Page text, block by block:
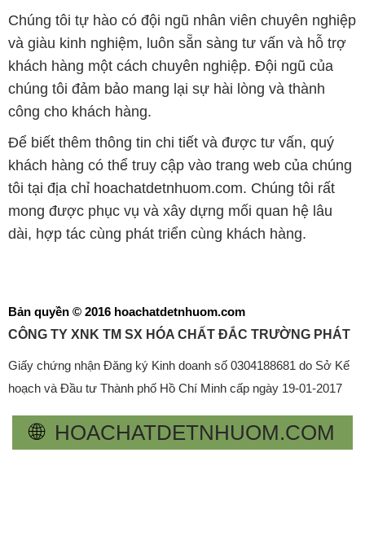
Chúng tôi tự hào có đội ngũ nhân viên chuyên nghiệp
và giàu kinh nghiệm, luôn sẵn sàng tư vấn và hỗ trợ
khách hàng một cách chuyên nghiệp. Đội ngũ của
chúng tôi đảm bảo mang lại sự hài lòng và thành
công cho khách hàng.
Để biết thêm thông tin chi tiết và được tư vấn, quý
khách hàng có thể truy cập vào trang web của chúng
tôi tại địa chỉ hoachatdetnhuom.com. Chúng tôi rất
mong được phục vụ và xây dựng mối quan hệ lâu
dài, hợp tác cùng phát triển cùng khách hàng.
Bản quyền © 2016 hoachatdetnhuom.com
CÔNG TY XNK TM SX HÓA CHẤT ĐẮC TRƯỜNG PHÁT
Giấy chứng nhận Đăng ký Kinh doanh số 0304188681 do Sở Kế
hoạch và Đầu tư Thành phố Hồ Chí Minh cấp ngày 19-01-2017
🌐 HOACHATDETNHUOM.COM